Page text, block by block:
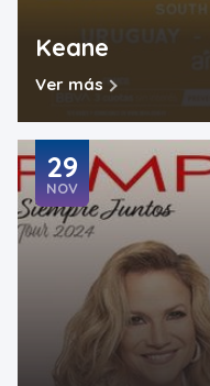
Keane
Ver más
29
NOV